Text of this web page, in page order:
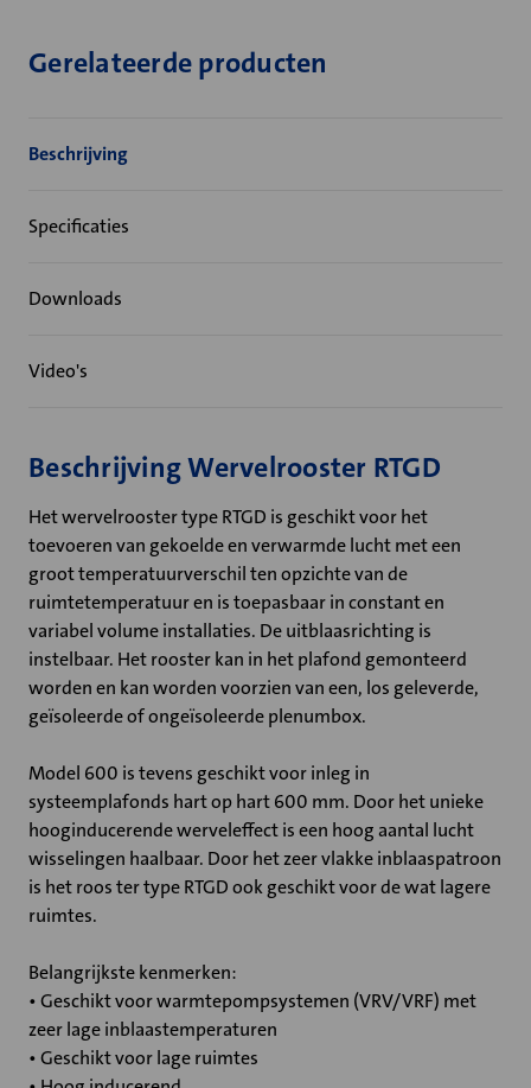
Gerelateerde producten
Beschrijving
Specificaties
Downloads
Video's
Beschrijving Wervelrooster RTGD
Het wervelrooster type RTGD is geschikt voor het
toevoeren van gekoelde en verwarmde lucht met een
groot temperatuurverschil ten opzichte van de
ruimtetemperatuur en is toepasbaar in constant en
variabel volume installaties. De uitblaasrichting is
instelbaar. Het rooster kan in het plafond gemonteerd
worden en kan worden voorzien van een, los geleverde,
geïsoleerde of ongeïsoleerde plenumbox.
Model 600 is tevens geschikt voor inleg in
systeemplafonds hart op hart 600 mm. Door het unieke
hooginducerende werveleffect is een hoog aantal lucht
wisselingen haalbaar. Door het zeer vlakke inblaaspatroon
is het roos ter type RTGD ook geschikt voor de wat lagere
ruimtes.
Belangrijkste kenmerken:
• Geschikt voor warmtepompsystemen (VRV/VRF) met
zeer lage inblaastemperaturen
• Geschikt voor lage ruimtes